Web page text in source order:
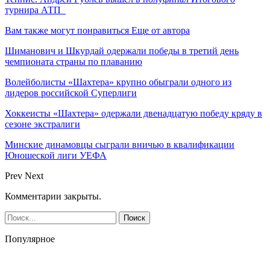
турнира АТП
Вам также могут понравиться Еще от автора
Шиманович и Шкурдай одержали победы в третий день
чемпионата страны по плаванию
Волейболисты «Шахтера» крупно обыграли одного из
лидеров российской Суперлиги
Хоккеисты «Шахтера» одержали двенадцатую победу кряду в
сезоне экстралиги
Минские динамовцы сыграли вничью в квалификации
Юношеской лиги УЕФА
Prev Next
Комментарии закрыты.
Популярное